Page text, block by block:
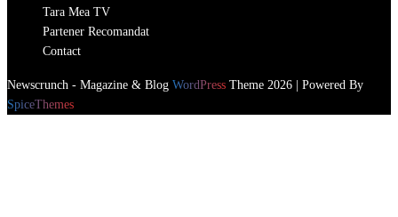
Tara Mea TV
Partener Recomandat
Contact
Newscrunch - Magazine & Blog WordPress Theme 2026 | Powered By
SpiceThemes